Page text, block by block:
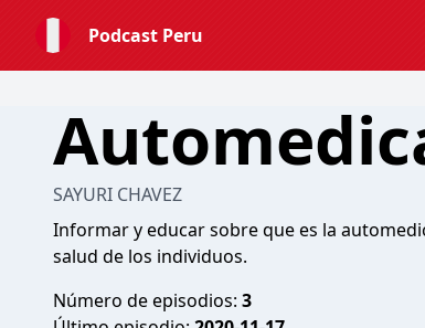
Podcast Peru
SAYURI CHAVEZ
Informar y educar sobre que es la
salud de los individuos.
Número de episodios: 3